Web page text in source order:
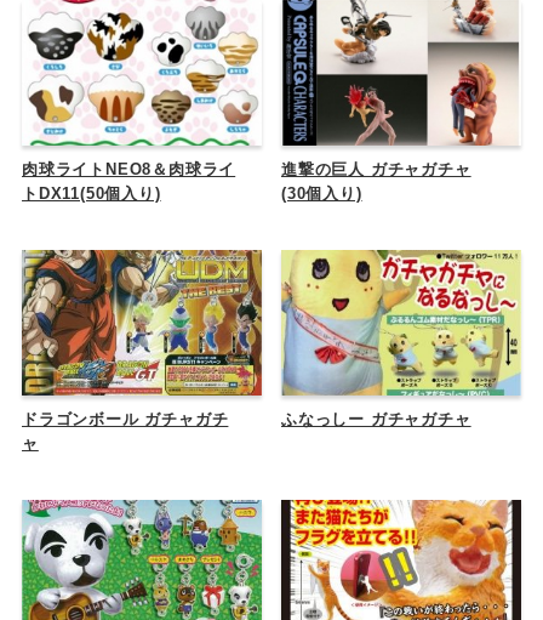
肉球ライトNEO8＆肉球ライ
トDX11(50個入り)
進撃の巨人 ガチャガチャ
(30個入り)
ドラゴンボール ガチャガチ
ャ
ふなっしー ガチャガチャ